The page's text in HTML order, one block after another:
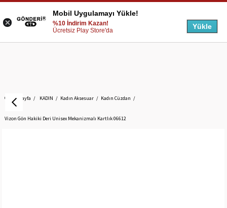
Anasayfa KADIN Kadın Aksesuar Kadın Cüzdan
Vizon Gön Hakiki Deri Unisex Mekanizmalı Kartlık 06612
Mobil Uygulamayı Yükle!
%10 İndirim Kazan!
Ücretsiz Play Store'da
Yükle